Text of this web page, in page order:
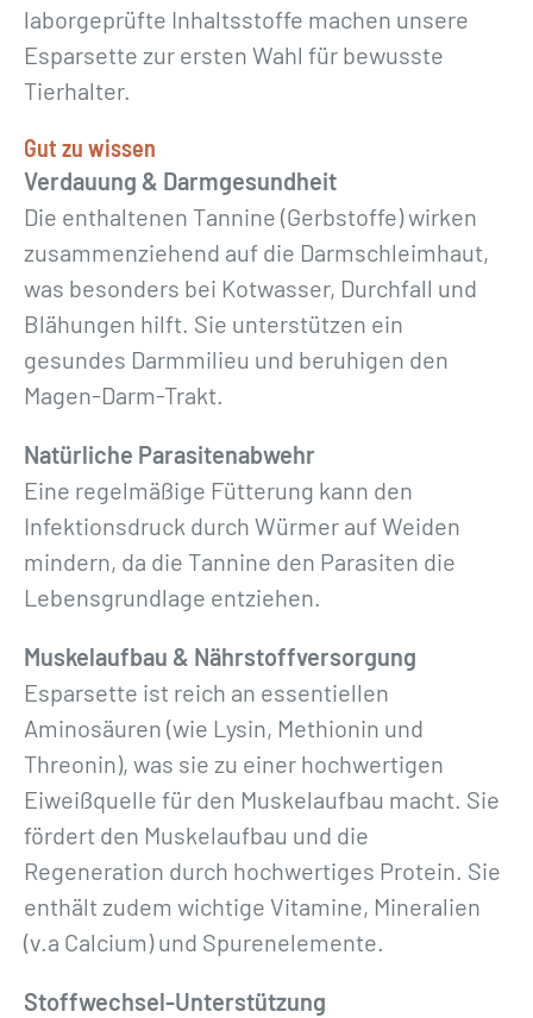
laborgeprüfte Inhaltsstoffe machen unsere
Esparsette zur ersten Wahl für bewusste
Tierhalter.
Gut zu wissen
Verdauung & Darmgesundheit
Die enthaltenen Tannine (Gerbstoffe) wirken
zusammenziehend auf die Darmschleimhaut,
was besonders bei Kotwasser, Durchfall und
Blähungen hilft. Sie unterstützen ein
gesundes Darmmilieu und beruhigen den
Magen-Darm-Trakt.
Natürliche Parasitenabwehr
Eine regelmäßige Fütterung kann den
Infektionsdruck durch Würmer auf Weiden
mindern, da die Tannine den Parasiten die
Lebensgrundlage entziehen.
Muskelaufbau & Nährstoffversorgung
Esparsette ist reich an essentiellen
Aminosäuren (wie Lysin, Methionin und
Threonin), was sie zu einer hochwertigen
Eiweißquelle für den Muskelaufbau macht. Sie
fördert den Muskelaufbau und die
Regeneration durch hochwertiges Protein. Sie
enthält zudem wichtige Vitamine, Mineralien
(v.a Calcium) und Spurenelemente.
Stoffwechsel-Unterstützung